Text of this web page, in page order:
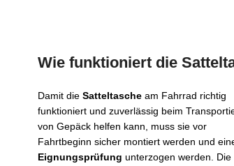
Wie funktioniert die
Damit die Satteltasche am Fahrrad richtig
funktioniert und zuverlässig beim
von Gepäck helfen kann, muss sie vor
Fahrtbeginn sicher montiert werden und
Eignungsprüfung unterzogen werden. Die